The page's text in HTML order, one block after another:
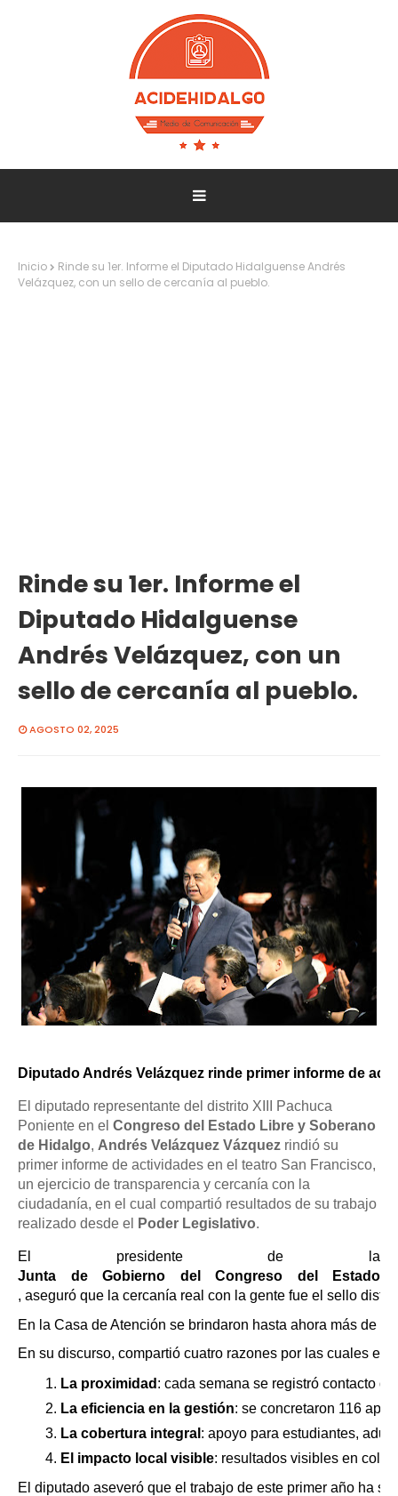
Inicio
Rinde su 1er. Informe el Diputado Hidalguense Andrés
Velázquez, con un sello de cercanía al pueblo.
Rinde su 1er. Informe el
Diputado Hidalguense
Andrés Velázquez, con un
sello de cercanía al pueblo.
AGOSTO 02, 2025
Diputado Andrés Velázquez rinde primer informe de
El diputado representante del distrito XIII Pachuca
Poniente en el Congreso del Estado Libre y Soberano
de Hidalgo, Andrés Velázquez Vázquez rindió su
primer informe de actividades en el teatro San Francisco,
un ejercicio de transparencia y cercanía con la
ciudadanía, en el cual compartió resultados de su trabajo
realizado desde el
Poder Legislativo.
El presidente de la
Junta de Gobierno del Congreso del Estado
, aseguró que la cercanía real con la gente fue el sello
En la Casa de Atención se brindaron hasta ahora más de
En su discurso, compartió cuatro razones por las cuales
La proximidad : cada semana se registró contacto
La eficiencia en la gestión: se concretaron 116
La cobertura integral : apoyo para estudiantes,
El impacto local visible: resultados visibles en
El diputado aseveró que el trabajo de este primer año ha